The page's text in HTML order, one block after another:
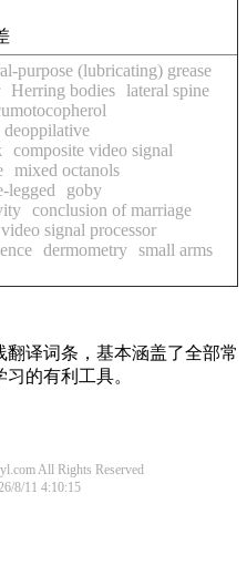
purpose (lubricating) grease
Herring bodies lateral spine
deoppilative
composite video signal
mixed octanols
legged
goby
conclusion of marriage
video signal processor
dermometry small arms
翻译词条，基本涵盖了全部常
的有利工具。
All Rights Reserved
8/11 4:10:15